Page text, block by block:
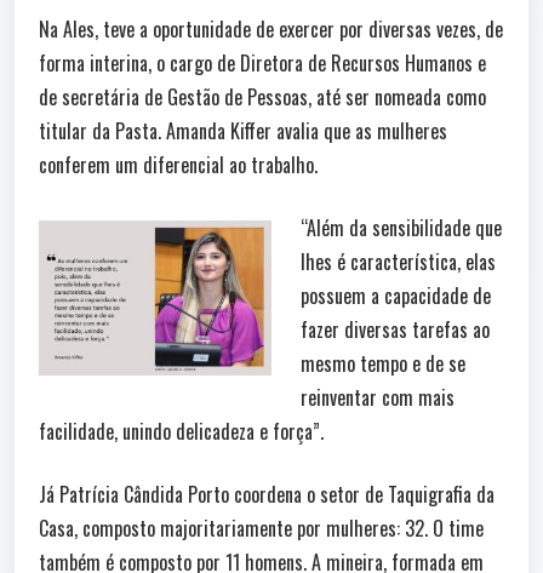
Na Ales, teve a oportunidade de exercer por diversas vezes, de
forma interina, o cargo de Diretora de Recursos Humanos e
de secretária de Gestão de Pessoas, até ser nomeada como
titular da Pasta. Amanda Kiffer avalia que as mulheres
conferem um diferencial ao trabalho.
“Além da sensibilidade que
lhes é característica, elas
possuem a capacidade de
fazer diversas tarefas ao
mesmo tempo e de se
reinventar com mais
facilidade, unindo delicadeza e força”.
Já Patrícia Cândida Porto coordena o setor de Taquigrafia da
Casa, composto majoritariamente por mulheres: 32. O time
também é composto por 11 homens. A mineira, formada em